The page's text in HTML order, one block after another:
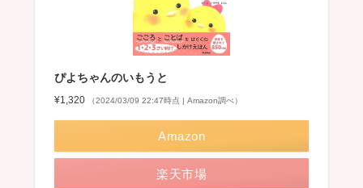
ぴよちゃんのいもうと
¥1,320 （2024/03/09 22:47時点 | Amazon調べ）
Amazon
楽天市場